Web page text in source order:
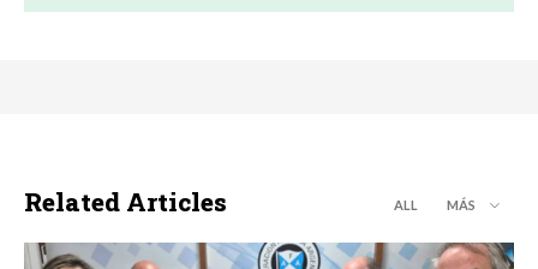
Related Articles ALL MÁS